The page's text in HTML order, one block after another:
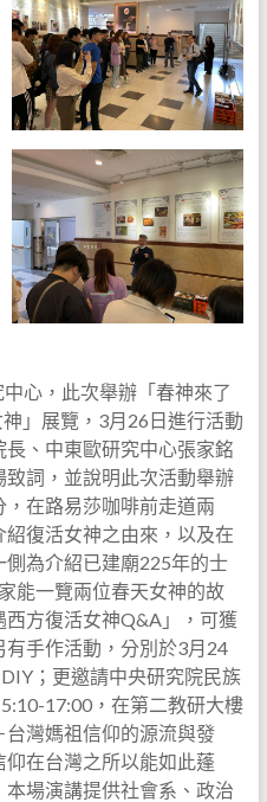
心，此次舉辦「春神來了
」展覽，3月26日進行活動
、中東歐研究中心張家銘
詞，並說明此次活動舉辦
在路易莎咖啡前走道兩
復活女神之由來，以及在
為介紹已建廟225年的士
能一覽兩位春天女神的故
方復活女神Q&A」，可獲
手作活動，分別於3月24
；更邀請中央研究院民族
17:00，在第二教研大樓
灣媽祖信仰的源流與發
在台灣之所以能如此蓬
場演講提供社會系、政治